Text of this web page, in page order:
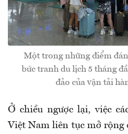
Một trong những điểm
bức tranh du lịch 5 tháng
đảo của vận tải
Ở chiều ngược lại, việc
Việt Nam liên tục mở rộng